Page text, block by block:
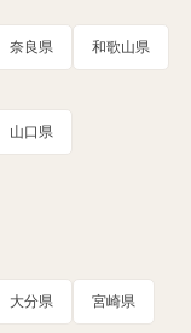
奈良県 和歌山県
山口県
大分県 宮崎県